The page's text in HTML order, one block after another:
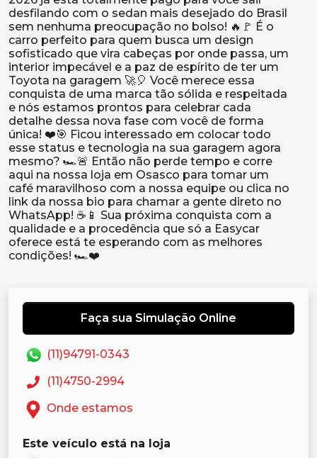
desfilando com o sedan mais desejado do Brasil
sem nenhuma preocupação no bolso! 🔥🚩 É o
carro perfeito para quem busca um design
sofisticado que vira cabeças por onde passa, um
interior impecável e a paz de espírito de ter um
Toyota na garagem 🚀🎈 Você merece essa
conquista de uma marca tão sólida e respeitada
e nós estamos prontos para celebrar cada
detalhe dessa nova fase com você de forma
única! ❤️🎯 Ficou interessado em colocar todo
esse status e tecnologia na sua garagem agora
mesmo? 🏎️🚨 Então não perde tempo e corre
aqui na nossa loja em Osasco para tomar um
café maravilhoso com a nossa equipe ou clica no
link da nossa bio para chamar a gente direto no
WhatsApp! ☕📱 Sua próxima conquista com a
qualidade e a procedência que só a Easycar
oferece está te esperando com as melhores
Faça sua Simulação Online
(11)94791-0343
(11)4750-2994
Onde estamos
Este veículo está na loja